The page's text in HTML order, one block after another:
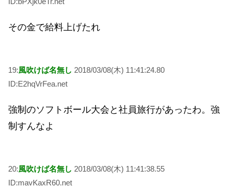
その金で給料上げたれ
19:風吹けば名無し 2018/03/08(木) 11:41:24.80
ID:E2hqVrFea.net
強制のソフトボール大会と社員旅行があったわ。強
制すんなよ
20:風吹けば名無し 2018/03/08(木) 11:41:38.55
ID:mavKaxR60.net